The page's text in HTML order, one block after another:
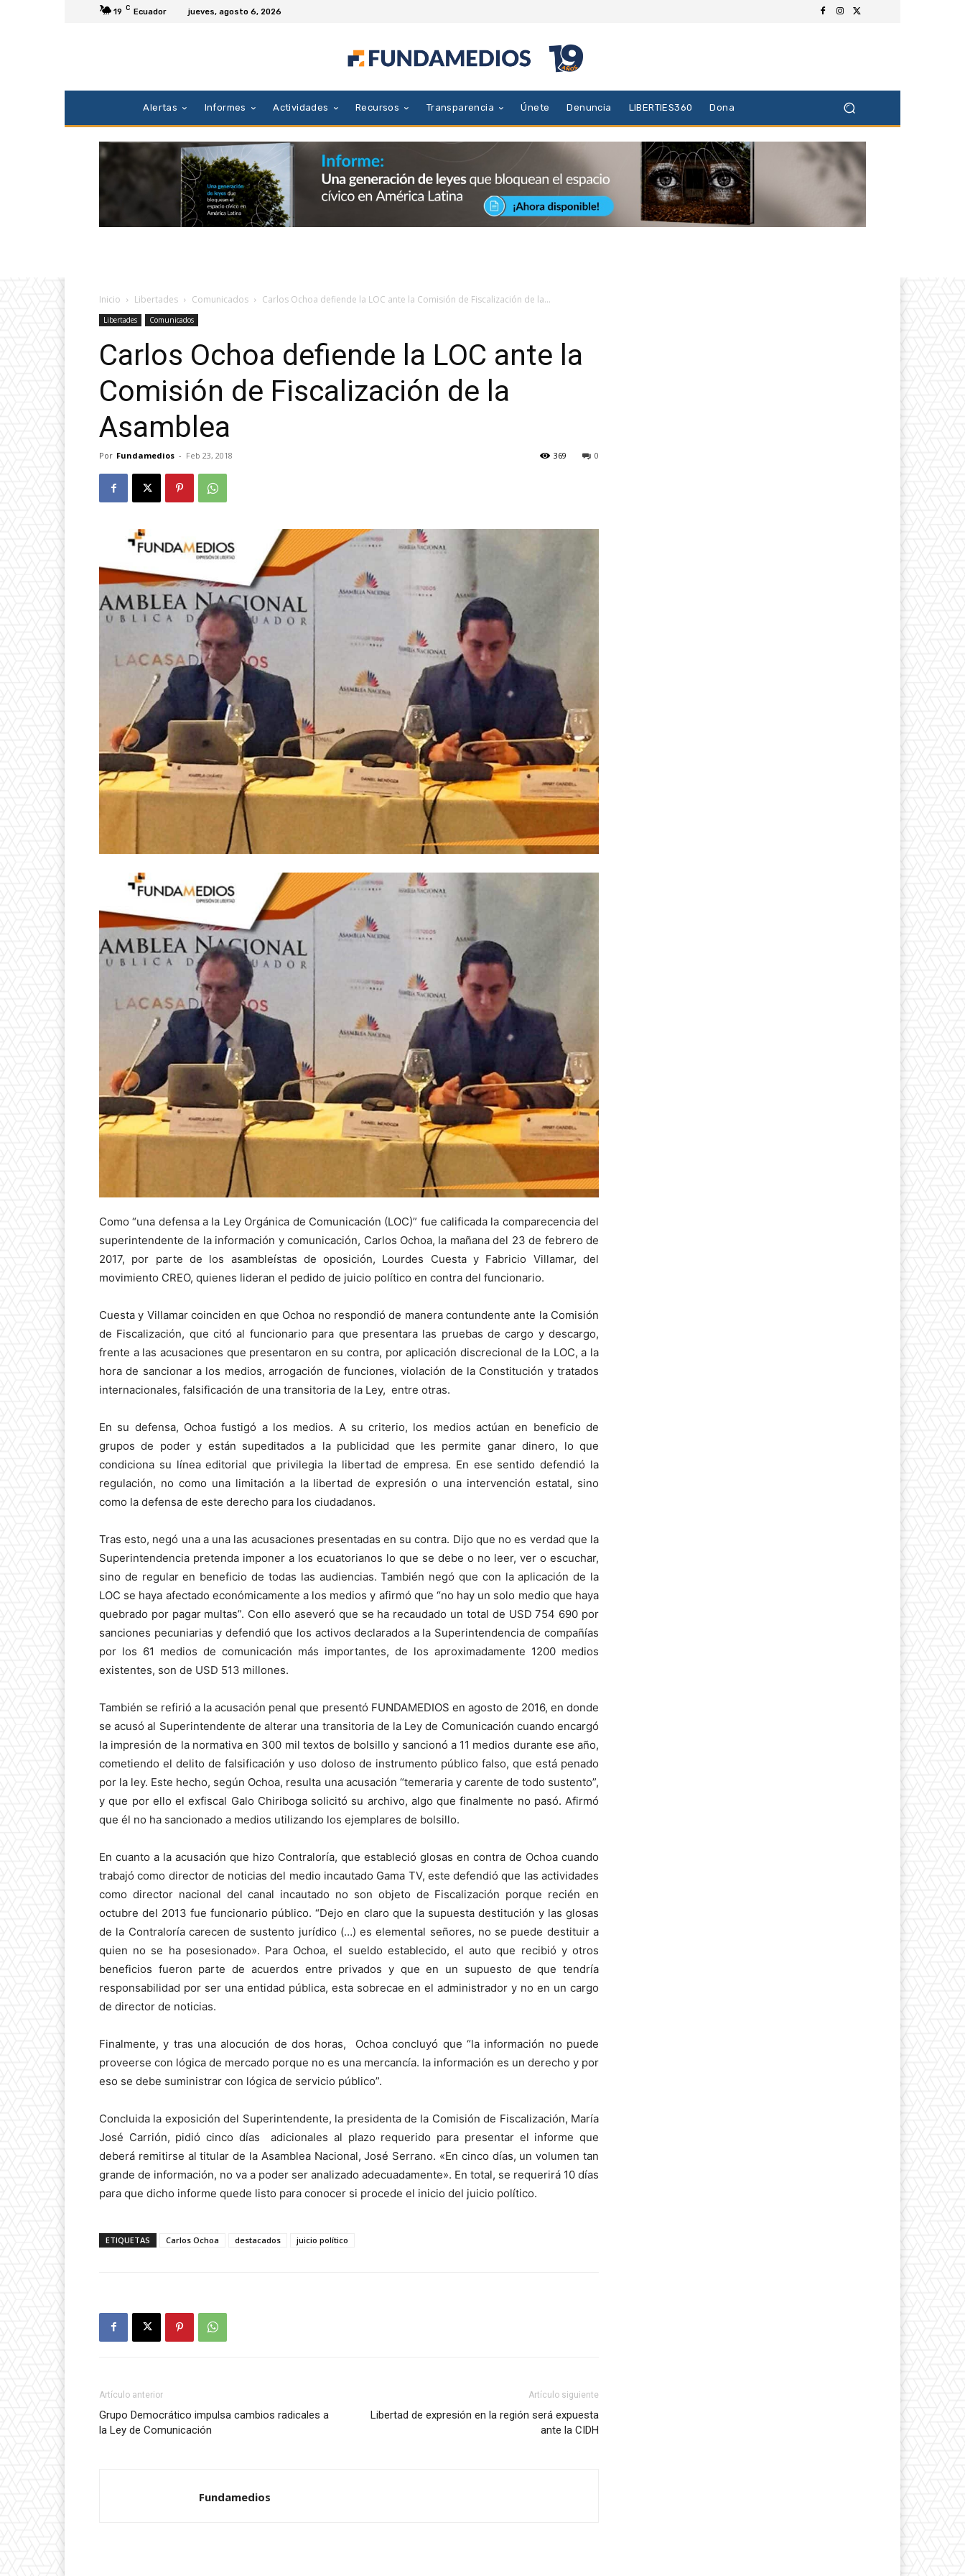
19 C Ecuador jueves, agosto 6, 2026
Alertas Informes Actividades Recursos Transparencia Únete Denuncia LIBERTIES360 Dona
Inicio Libertades Comunicados Carlos Ochoa defiende la LOC ante la Comisión de Fiscalización de la...
Libertades Comunicados
Carlos Ochoa defiende la LOC ante la
Comisión de Fiscalización de la
Asamblea
Por Fundamedios - Feb 23, 2018 0
369
Como “una defensa a la Ley Orgánica de Comunicación (LOC)” fue calificada la comparecencia del
superintendente de la información y comunicación, Carlos Ochoa, la mañana del 23 de febrero de
2017, por parte de los asambleístas de oposición, Lourdes Cuesta y Fabricio Villamar, del
movimiento CREO, quienes lideran el pedido de juicio político en contra del funcionario.
Cuesta y Villamar coinciden en que Ochoa no respondió de manera contundente ante la Comisión
de Fiscalización, que citó al funcionario para que presentara las pruebas de cargo y descargo,
frente a las acusaciones que presentaron en su contra, por aplicación discrecional de la LOC, a la
hora de sancionar a los medios, arrogación de funciones, violación de la Constitución y tratados
internacionales, falsificación de una transitoria de la Ley, entre otras.
En su defensa, Ochoa fustigó a los medios. A su criterio, los medios actúan en beneficio de
grupos de poder y están supeditados a la publicidad que les permite ganar dinero, lo que
condiciona su línea editorial que privilegia la libertad de empresa. En ese sentido defendió la
regulación, no como una limitación a la libertad de expresión o una intervención estatal, sino
como la defensa de este derecho para los ciudadanos.
Tras esto, negó una a una las acusaciones presentadas en su contra. Dijo que no es verdad que la
Superintendencia pretenda imponer a los ecuatorianos lo que se debe o no leer, ver o escuchar,
sino de regular en beneficio de todas las audiencias. También negó que con la aplicación de la
LOC se haya afectado económicamente a los medios y afirmó que “no hay un solo medio que haya
quebrado por pagar multas”. Con ello aseveró que se ha recaudado un total de USD 754 690 por
sanciones pecuniarias y defendió que los activos declarados a la Superintendencia de compañías
por los 61 medios de comunicación más importantes, de los aproximadamente 1200 medios
existentes, son de USD 513 millones.
También se refirió a la acusación penal que presentó FUNDAMEDIOS en agosto de 2016, en donde
se acusó al Superintendente de alterar una transitoria de la Ley de Comunicación cuando encargó
la impresión de la normativa en 300 mil textos de bolsillo y sancionó a 11 medios durante ese año,
cometiendo el delito de falsificación y uso doloso de instrumento público falso, que está penado
por la ley. Este hecho, según Ochoa, resulta una acusación “temeraria y carente de todo sustento”,
y que por ello el exfiscal Galo Chiriboga solicitó su archivo, algo que finalmente no pasó. Afirmó
que él no ha sancionado a medios utilizando los ejemplares de bolsillo.
En cuanto a la acusación que hizo Contraloría, que estableció glosas en contra de Ochoa cuando
trabajó como director de noticias del medio incautado Gama TV, este defendió que las actividades
como director nacional del canal incautado no son objeto de Fiscalización porque recién en
octubre del 2013 fue funcionario público. “Dejo en claro que la supuesta destitución y las glosas
de la Contraloría carecen de sustento jurídico (…) es elemental señores, no se puede destituir a
quien no se ha posesionado». Para Ochoa, el sueldo establecido, el auto que recibió y otros
beneficios fueron parte de acuerdos entre privados y que en un supuesto de que tendría
responsabilidad por ser una entidad pública, esta sobrecae en el administrador y no en un cargo
de director de noticias.
Finalmente, y tras una alocución de dos horas, Ochoa concluyó que “la información no puede
proveerse con lógica de mercado porque no es una mercancía. la información es un derecho y por
eso se debe suministrar con lógica de servicio público”.
Concluida la exposición del Superintendente, la presidenta de la Comisión de Fiscalización, María
José Carrión, pidió cinco días adicionales al plazo requerido para presentar el informe que
deberá remitirse al titular de la Asamblea Nacional, José Serrano. «En cinco días, un volumen tan
grande de información, no va a poder ser analizado adecuadamente». En total, se requerirá 10 días
para que dicho informe quede listo para conocer si procede el inicio del juicio político.
ETIQUETAS Carlos Ochoa destacados juicio político
Artículo anterior
Grupo Democrático impulsa cambios radicales a
la Ley de Comunicación
Artículo siguiente
Libertad de expresión en la región será expuesta
ante la CIDH
Fundamedios